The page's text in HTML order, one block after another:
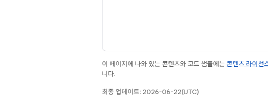
이 페이지에 나와 있는 콘텐츠와 코드 샘플에는 콘텐츠 라이선
니다.
최종 업데이트: 2026-06-22(UTC)